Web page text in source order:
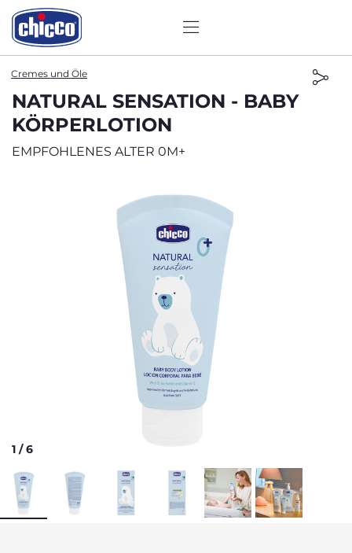
Cremes und Öle
NATURAL SENSATION - BABY
KÖRPERLOTION
EMPFOHLENES ALTER 0M+
1 /6